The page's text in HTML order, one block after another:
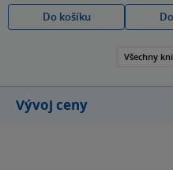
Do košíku
Všechny
Vývoj ceny